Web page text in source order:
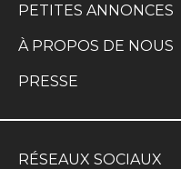
PETITES ANNONCES
À PROPOS DE NOUS
PRESSE
RÉSEAUX SOCIAUX